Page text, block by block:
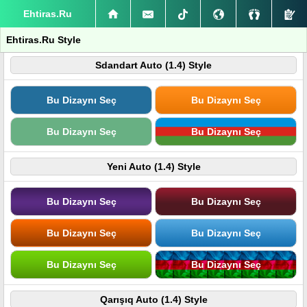
Ehtiras.Ru
Ehtiras.Ru Style
Sdandart Auto (1.4) Style
Bu Dizaynı Seç Bu Dizaynı Seç
Bu Dizaynı Seç Bu Dizaynı Seç
Yeni Auto (1.4) Style
Bu Dizaynı Seç Bu Dizaynı Seç
Bu Dizaynı Seç Bu Dizaynı Seç
Bu Dizaynı Seç Bu Dizaynı Seç
Qarışıq Auto (1.4) Style